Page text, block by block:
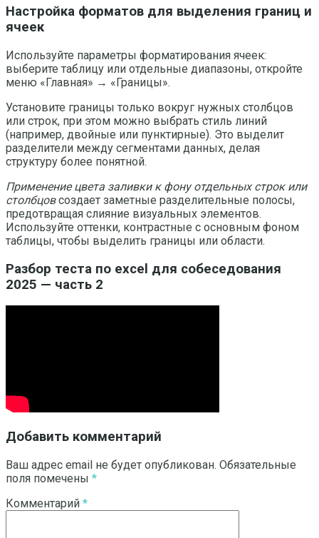
Настройка форматов для выделения границ и
ячеек
Используйте параметры форматирования ячеек:
выберите таблицу или отдельные диапазоны, откройте
меню «Главная» → «Границы».
Установите границы только вокруг нужных столбцов
или строк, при этом можно выбрать стиль линий
(например, двойные или пунктирные). Это выделит
разделители между сегментами данных, делая
структуру более понятной.
Применение цвета заливки к фону отдельных строк или
столбцовсоздает заметные разделительные полосы,
предотвращая слияние визуальных элементов.
Используйте оттенки, контрастные с основным фоном
таблицы, чтобы выделить границы или области.
Разбор теста по excel для собеседования
2025 — часть 2
Добавить комментарий
Ваш адрес email не будет опубликован. Обязательные
поля помечены *
Комментарий *